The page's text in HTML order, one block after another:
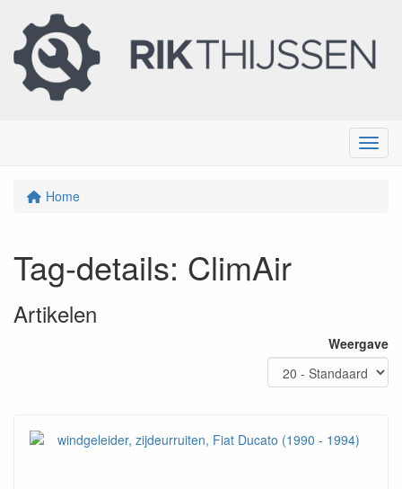
Menu
Home
Tag-details: ClimAir
Artikelen
Weergave